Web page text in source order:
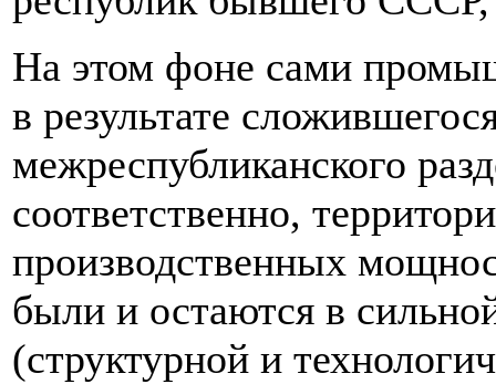
На этом фоне сами
в результате
межреспубликанского
соответственно,
производственных
были и остаются в
(структурной и